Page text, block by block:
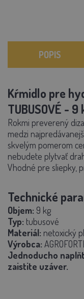
POPIS
Kŕmidlo pre
TUBUSOVÉ - 9
Rokmi preverený
medzi
skvelým pomerom
nebudete plytvať
Vhodné pre sliepky,
Technické
Objem: 9 kg
Typ: tubusové
Materiál: netoxický
Výrobca:
Jednoducho
zaistite uzáver.